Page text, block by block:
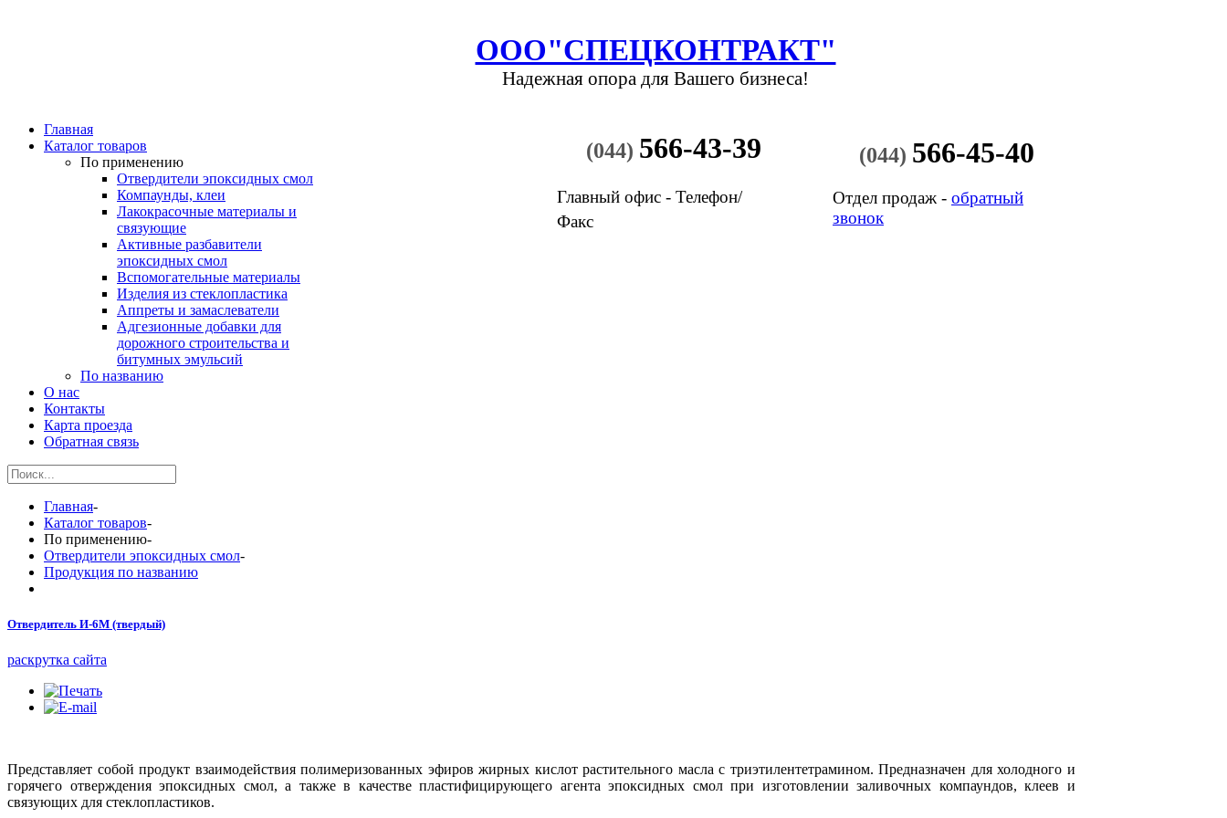
ООО"СПЕЦКОНТРАКТ"
Надежная опора для Вашего бизнеса!
(044) 566-43-39
Главный офис - Телефон/
Факс
(044) 566-45-40
Отдел продаж - обратный
звонок
Главная
Каталог товаров
По применению
Отвердители эпоксидных смол
Компаунды, клеи
Лакокрасочные материалы и
связующие
Активные разбавители
эпоксидных смол
Вспомогательные материалы
Изделия из стеклопластика
Аппреты и замаслеватели
Адгезионные добавки для
дорожного строительства и
битумных эмульсий
По названию
О нас
Контакты
Карта проезда
Обратная связь
Главная-
Каталог товаров-
По применению-
Отвердители эпоксидных смол-
Продукция по названию
Отвердитель И-6М (твердый)
раскрутка сайта
Представляет собой продукт взаимодействия полимеризованных эфиров жирных кислот растительного масла с триэтилентетрамином. Предназначен для холодного и
горячего отверждения эпоксидных смол, а также в качестве пластифицирующего агента эпоксидных смол при изготовлении заливочных компаундов, клеев и
связующих для стеклопластиков.